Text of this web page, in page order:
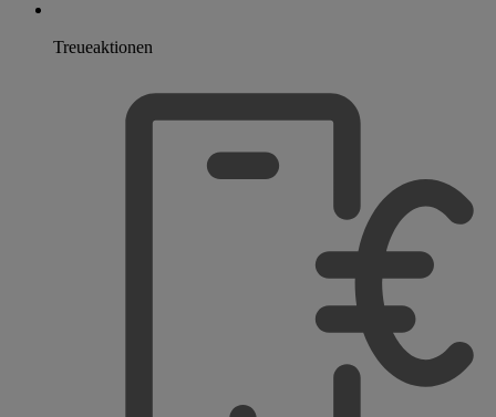
Treueaktionen